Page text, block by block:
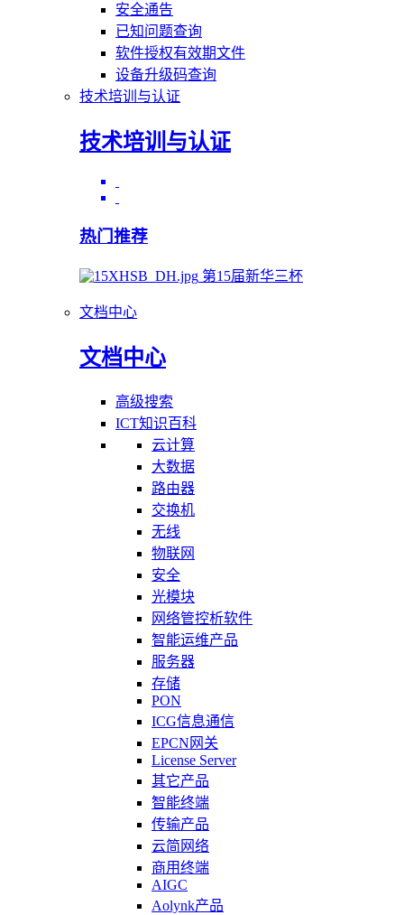
安全通告
已知问题查询
软件授权有效期文件
设备升级码查询
技术培训与认证
技术培训与认证
热门推荐
第15届新华三杯
文档中心
文档中心
高级搜索
ICT知识百科
云计算
大数据
路由器
交换机
无线
物联网
安全
光模块
网络管控析软件
智能运维产品
服务器
存储
PON
ICG信息通信
EPCN网关
License Server
其它产品
智能终端
传输产品
云简网络
商用终端
AIGC
Aolynk产品